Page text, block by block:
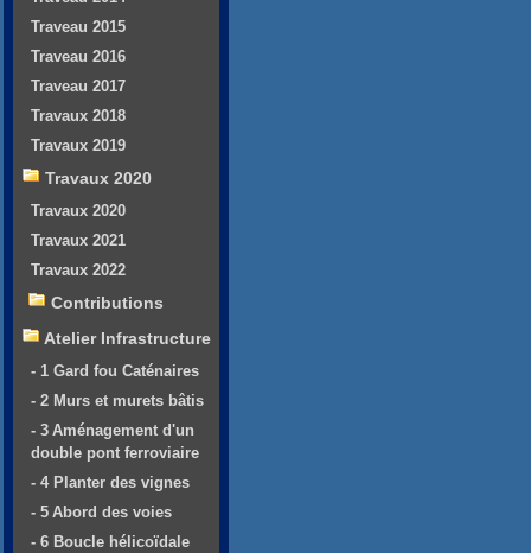
Traveau 2015
Traveau 2016
Traveau 2017
Travaux 2018
Travaux 2019
Travaux 2020
Travaux 2020
Travaux 2021
Travaux 2022
Contributions
Atelier Infrastructure
- 1 Gard fou Caténaires
- 2 Murs et murets bâtis
- 3 Aménagement d'un
double pont ferroviaire
- 4 Planter des vignes
- 5 Abord des voies
- 6 Boucle hélicoïdale